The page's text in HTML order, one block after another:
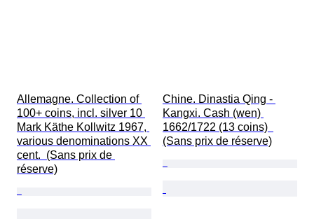
Allemagne. Collection of
100+ coins, incl. silver 10
Mark Käthe Kollwitz 1967,
various denominations XX
cent.  (Sans prix de
réserve)
Chine. Dinastia Qing -
Kangxi. Cash (wen)
1662/1722 (13 coins)
(Sans prix de réserve)